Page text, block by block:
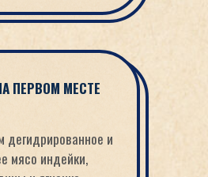
ПЕРВОМ МЕСТЕ
дегидрированное и
мясо индейки,